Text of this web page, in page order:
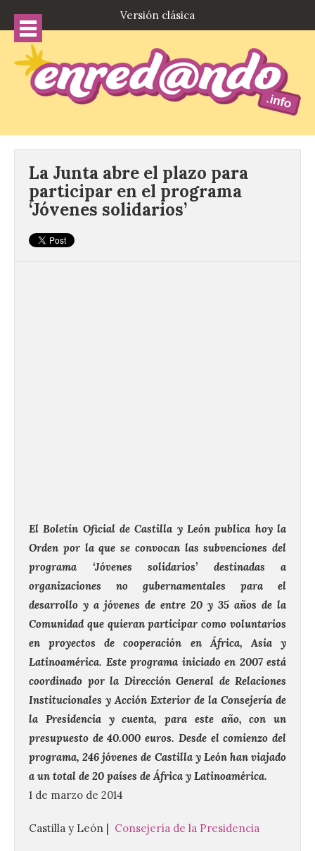
Versión clásica
La Junta abre el plazo para
participar en el programa
‘Jóvenes solidarios’
El Boletín Oficial de Castilla y León publica hoy la
Orden por la que se convocan las subvenciones del
programa ‘Jóvenes solidarios’ destinadas a
organizaciones no gubernamentales para el
desarrollo y a jóvenes de entre 20 y 35 años de la
Comunidad que quieran participar como voluntarios
en proyectos de cooperación en África, Asia y
Latinoamérica. Este programa iniciado en 2007 está
coordinado por la Dirección General de Relaciones
Institucionales y Acción Exterior de la Consejería de
la Presidencia y cuenta, para este año, con un
presupuesto de 40.000 euros. Desde el comienzo del
programa, 246 jóvenes de Castilla y León han viajado
a un total de 20 países de África y Latinoamérica.
1 de marzo de 2014
Castilla y León | Consejería de la Presidencia